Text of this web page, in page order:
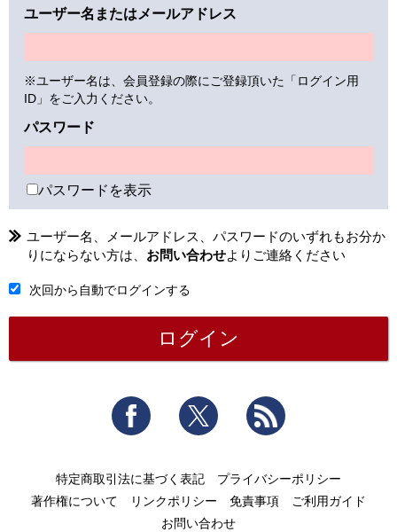
ユーザー名またはメールアドレス
※ユーザー名は、会員登録の際にご登録頂いた「ログイン用
ID」をご入力ください。
パスワード
パスワードを表示
ユーザー名、メールアドレス、パスワードのいずれもお分か
りにならない方は、 お問い合わせよりご連絡ください
次回から自動でログインする
Facebook Twitter
特定商取引法に基づく表記
プライバシーポリシー
著作権について
リンクポリシー 免責事項
ご利用ガイド
お問い合わせ